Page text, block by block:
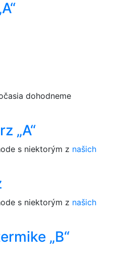
dohodneme
„A“
s niektorým z našich
s niektorým z našich
„B“